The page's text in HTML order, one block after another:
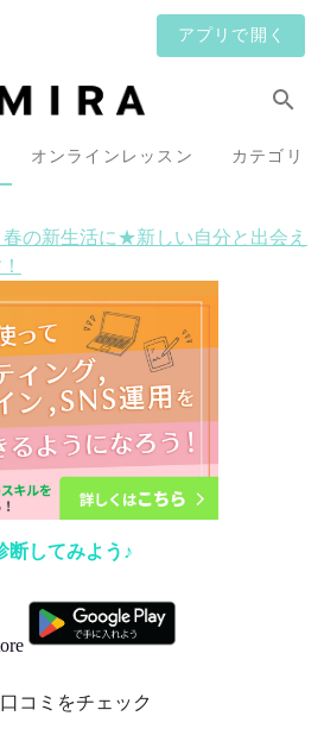
アプリで開く
オンラインレッスン カテゴリ
春の新生活に★新しい自分と出会え
してみよう♪
コミをチェック